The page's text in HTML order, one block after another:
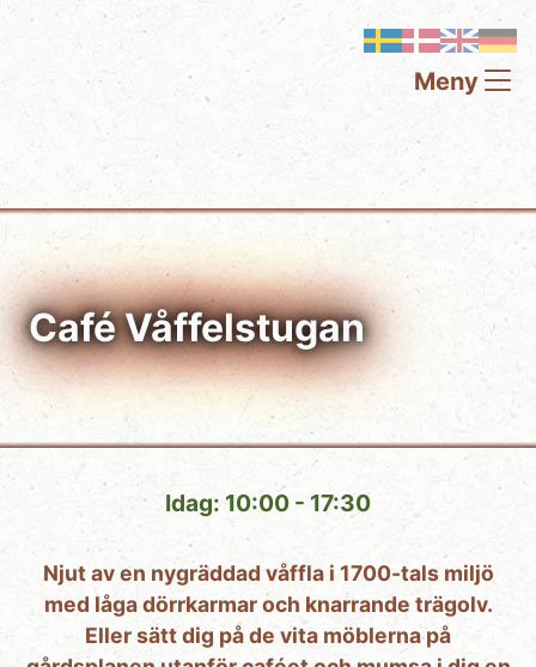
Meny
Café Våffelstugan
Idag: 10:00 - 17:30
Njut av en nygräddad våffla i 1700-tals miljö
med låga dörrkarmar och knarrande trägolv.
Eller sätt dig på de vita möblerna på